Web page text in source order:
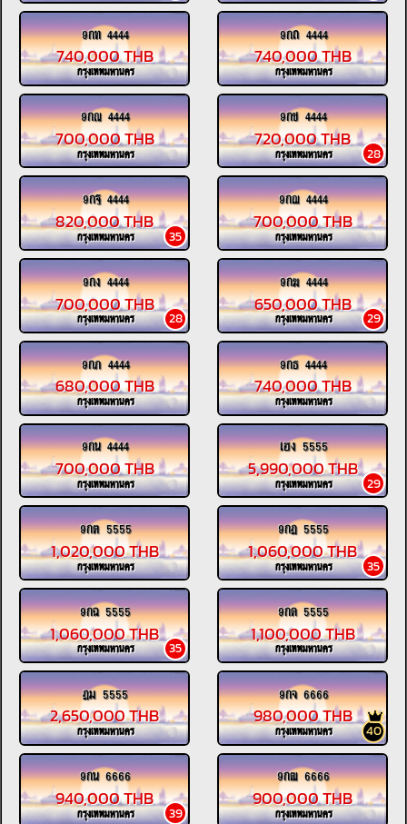
9กท 4444
740,000 THB
กรุงเทพมหานคร
9กถ 4444
740,000 THB
กรุงเทพมหานคร
9กณ 4444
700,000 THB
กรุงเทพมหานคร
9กช 4444
28
720,000 THB
กรุงเทพมหานคร
9กฐ 4444
35
820,000 THB
กรุงเทพมหานคร
9กฌ 4444
700,000 THB
กรุงเทพมหานคร
9กง 4444
28
700,000 THB
กรุงเทพมหานคร
9กฆ 4444
29
650,000 THB
กรุงเทพมหานคร
9กภ 4444
680,000 THB
กรุงเทพมหานคร
9กธ 4444
740,000 THB
กรุงเทพมหานคร
9กน 4444
700,000 THB
กรุงเทพมหานคร
เฮง 5555
29
5,990,000 THB
กรุงเทพมหานคร
9กต 5555
1,020,000 THB
กรุงเทพมหานคร
9กฎ 5555
35
1,060,000 THB
กรุงเทพมหานคร
9กฉ 5555
35
1,060,000 THB
กรุงเทพมหานคร
9กด 5555
1,100,000 THB
กรุงเทพมหานคร
ฎม 5555
2,650,000 THB
กรุงเทพมหานคร
9กจ 6666
40
980,000 THB
กรุงเทพมหานคร
9กน 6666
39
940,000 THB
กรุงเทพมหานคร
9กฒ 6666
900,000 THB
กรุงเทพมหานคร